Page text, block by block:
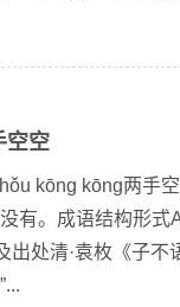
空空
kōng kōng两手
有。成语结构形式
出处清·袁枚《子不